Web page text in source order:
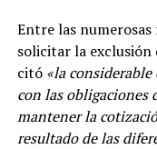
Entre las
solicitar la exclusión
citó «la
con las obligaciones
mantener la
resultado de las